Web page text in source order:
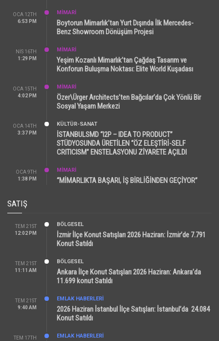
OCA 12TH
6:53 PM
MİMARİ
Boytorun Mimarlık’tan Yurt Dışında İlk Mercedes-
Benz Showroom Dönüşüm Projesi
NIS 16TH
1:29 PM
MİMARİ
Yeşim Kozanlı Mimarlık’tan Çağdaş Tasarım ve
Konforun Buluşma Noktası: Elite World Kuşadası
OCA 15TH
4:02 PM
MİMARİ
Özer\Ürger Architects’ten Bağcılar’da Çok Yönlü Bir
Sosyal Yaşam Merkezi
OCA 14TH
3:37 PM
KÜLTÜR-SANAT
İSTANBULSMD “I2P – IDEA TO PRODUCT”
STÜDYOSUNDA ÜRETİLEN “ÖZ ELEŞTİRİ-SELF
CRITICISM” ENSTELASYONU ZİYARETE AÇILDI
OCA 9TH
1:38 PM
MİMARİ
“MİMARLIKTA BAŞARI, İŞ BİRLİĞİNDEN GEÇİYOR”
SATIŞ
TEM 21ST
12:02 PM
BÖLGESEL
İzmir İlçe Konut Satışları 2026 Haziran: İzmir’de 7.791
Konut Satıldı
TEM 21ST
11:11 AM
BÖLGESEL
Ankara İlçe Konut Satışları 2026 Haziran: Ankara’da
11.699 konut Satıldı
TEM 21ST
9:40 AM
EMLAK HABERLERI
2026 Haziran İstanbul İlçe Satışları: İstanbul’da 24.084
Konut Satıldı
TEM 17TH
EMLAK HABERLERI